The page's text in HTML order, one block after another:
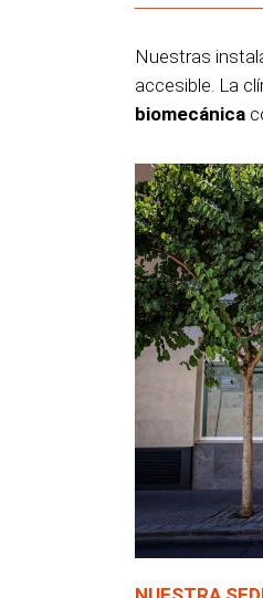
Nuestras
accesible. La
biomecánica